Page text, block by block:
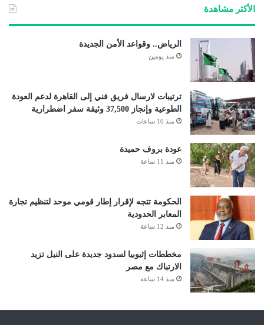
الأكثر مشاهدة
الرياض.. وقواعد الأمن الجديدة
منذ يومين
ترتيبات لارسال فريق فني إلى القاهرة لدعم العودة
الطوعية وإنجاز 37,500 وثيقة سفر اضطرارية
منذ 10 ساعات
عودة بروف حميدة
منذ 11 ساعة
الحكومة تتجه لإقرار إطار قومي موحد لتنظيم تجارة
المعابر الحدودية
منذ 12 ساعة
مخططات إثيوبيا لسدود جديدة على النيل تزيد
الارتباك مع مصر
منذ 14 ساعة